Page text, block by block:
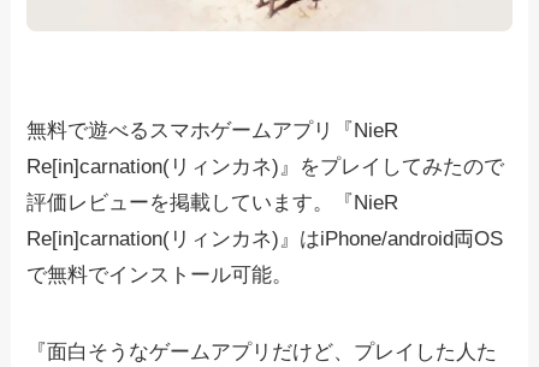
無料で遊べるスマホゲームアプリ『NieR
Re[in]carnation(リィンカネ)』をプレイしてみたので
評価レビューを掲載しています。『NieR
Re[in]carnation(リィンカネ)』はiPhone/android両OS
で無料でインストール可能。
『面白そうなゲームアプリだけど、プレイした人た